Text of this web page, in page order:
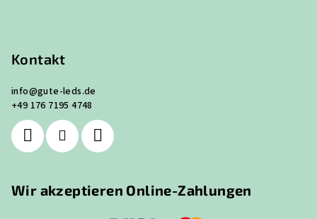
Kontakt
info@gute-leds.de
+49 176 7195 4748
Wir akzeptieren Online-Zahlungen